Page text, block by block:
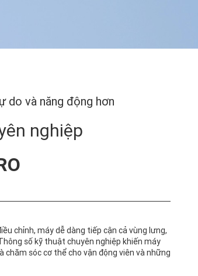
và năng động hơn
nghiệp
chỉnh, máy dễ dàng tiếp cận cả vùng lưng,
số kỹ thuật chuyên nghiệp khiến máy
chăm sóc cơ thể cho vận động viên và những